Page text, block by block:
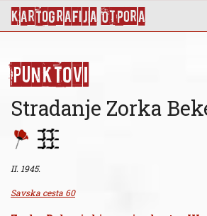
KArtoGrAFIJA OTPorA
Punktovi
Slojevi
Novosti
Publikacije
O nama
Punktovi
Stradanje Zorka
II. 1945.
Savska cesta 60